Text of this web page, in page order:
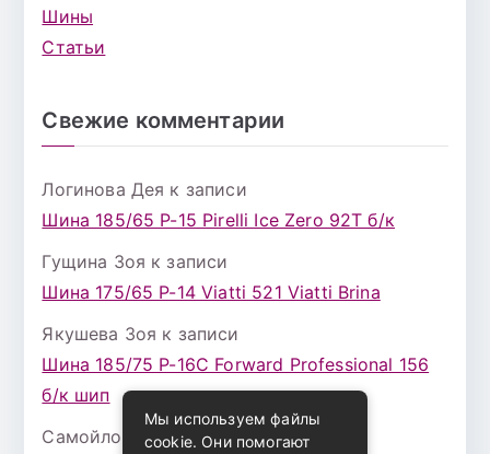
Шины
Статьи
Свежие комментарии
Логинова Дея к записи
Шина 185/65 Р-15 Pirelli Ice Zero 92T б/к
Гущина Зоя к записи
Шина 175/65 Р-14 Viatti 521 Viatti Brina
Якушева Зоя к записи
Шина 185/75 Р-16С Forward Professional 156
б/к шип
Самойлова Забавак записи
Мы используем файлы
cookie. Они помогают